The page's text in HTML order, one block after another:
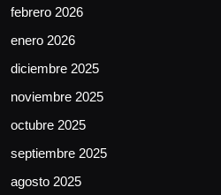
febrero 2026
enero 2026
diciembre 2025
noviembre 2025
octubre 2025
septiembre 2025
agosto 2025